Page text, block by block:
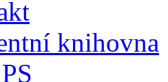
knihovna